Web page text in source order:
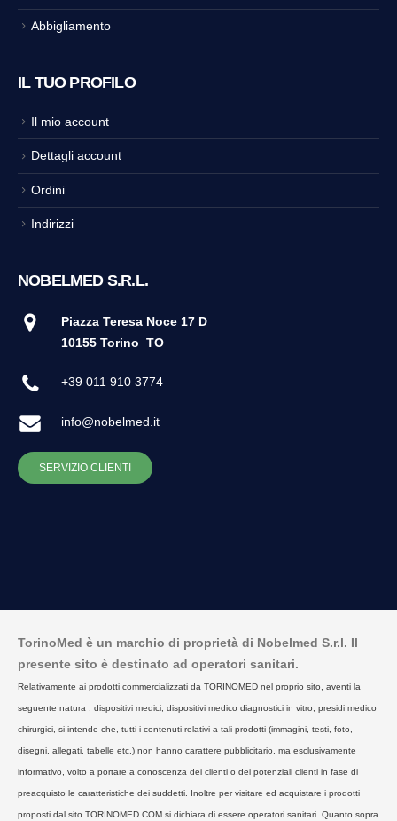
Abbigliamento
IL TUO PROFILO
Il mio account
Dettagli account
Ordini
Indirizzi
NOBELMED S.R.L.
Piazza Teresa Noce 17 D
10155 Torino TO
+39 011 910 3774
info@nobelmed.it
SERVIZIO CLIENTI
TorinoMed è un marchio di proprietà di Nobelmed S.r.l. Il
presente sito è destinato ad operatori sanitari.
Relativamente ai prodotti commercializzati da TORINOMED nel proprio sito, aventi la
seguente natura : dispositivi medici, dispositivi medico diagnostici in vitro, presidi medico
chirurgici, si intende che, tutti i contenuti relativi a tali prodotti (immagini, testi, foto,
disegni, allegati, tabelle etc.) non hanno carattere pubblicitario, ma esclusivamente
informativo, volto a portare a conoscenza dei clienti o dei potenziali clienti in fase di
preacquisto le caratteristiche dei suddetti. Inoltre per visitare ed acquistare i prodotti
proposti dal sito TORINOMED.COM si dichiara di essere operatori sanitari. Quanto sopra